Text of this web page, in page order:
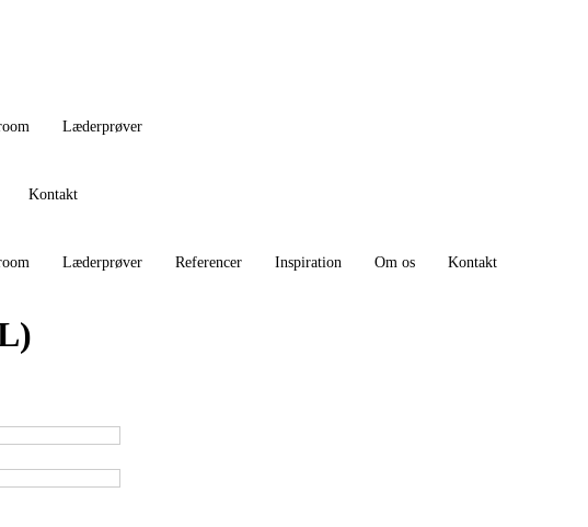
Læderprøver
Kontakt
Læderprøver Referencer Inspiration Om os Kontakt